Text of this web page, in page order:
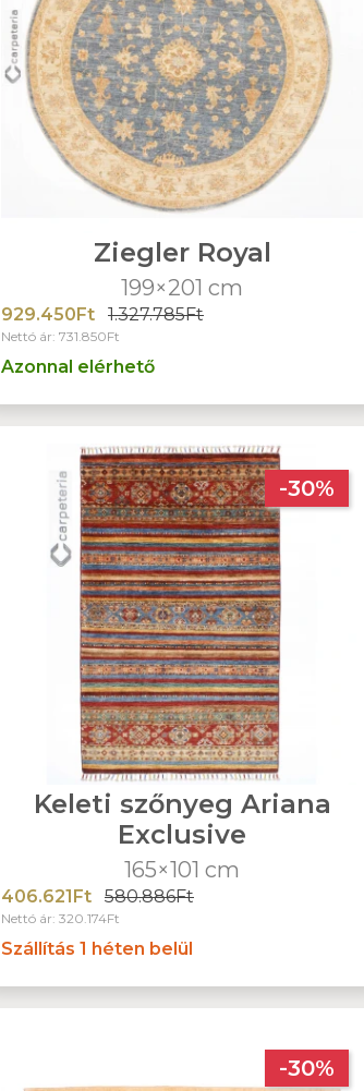
Ziegler Royal
199×201 cm
929.450Ft 1.327.785Ft
Nettó ár: 731.850Ft
Azonnal elérhető
-30%
Keleti szőnyeg Ariana
Exclusive
165×101 cm
406.621Ft 580.886Ft
Nettó ár: 320.174Ft
Szállítás 1 héten belül
-30%